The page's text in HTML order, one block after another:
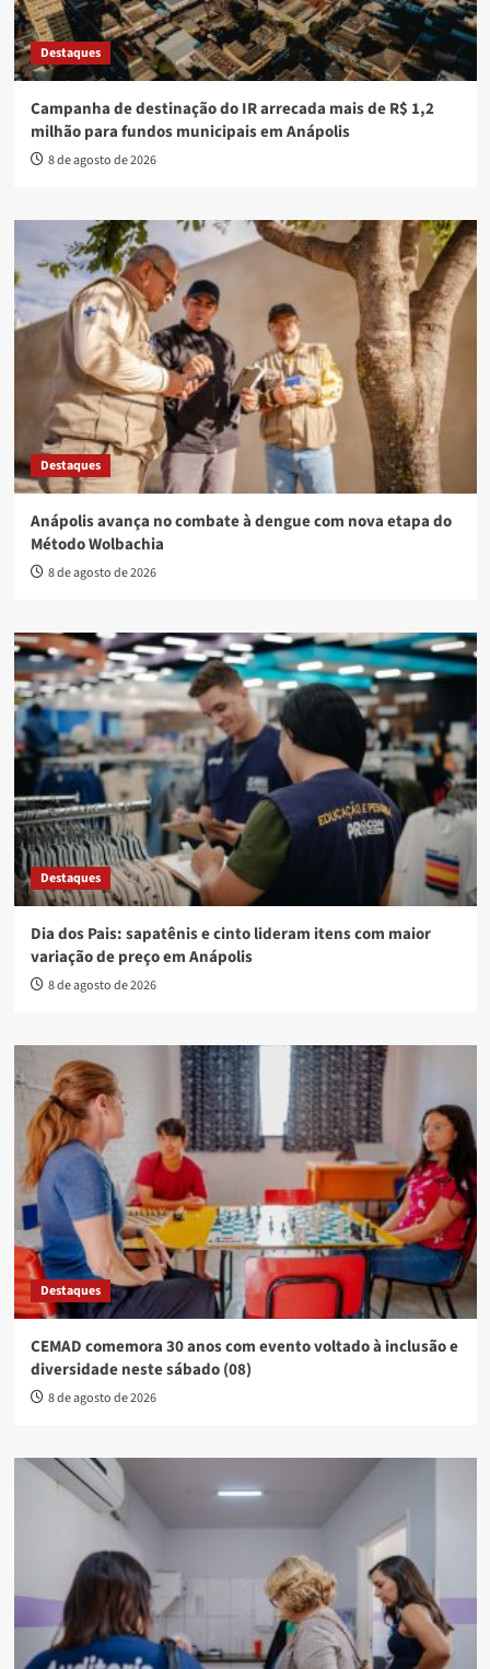
Destaques
Campanha de destinação do IR arrecada mais de R$ 1,2
milhão para fundos municipais em Anápolis
8 de agosto de 2026
Destaques
Anápolis avança no combate à dengue com nova etapa do
Método Wolbachia
8 de agosto de 2026
Destaques
Dia dos Pais: sapatênis e cinto lideram itens com maior
variação de preço em Anápolis
8 de agosto de 2026
Destaques
CEMAD comemora 30 anos com evento voltado à inclusão e
diversidade neste sábado (08)
8 de agosto de 2026